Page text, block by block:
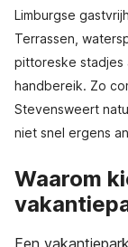
Limburgse
Terrassen,
pittoreske stadjes
handbereik. Zo
Stevensweert
niet snel ergens
Waarom
Een